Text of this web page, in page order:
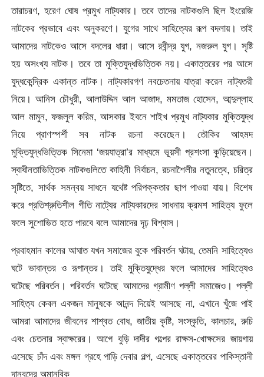
তারাচরণ, হরেণ ঘোষ প্রমুখ নাট্যকার। তবে তাদের নাটকগুলি ছিল ইংরেজি
নাটকের প্রভাবে এবং অনুকরণে। যুগের সাথে সাহিত্যের রূপ বদলায়। তাই
আমাদের নাটকেও আসে বদলের ধারা। আসে রবীন্দ্র যুগ, নজরুল যুগ। সৃষ্টি
হয় অসংখ্য নাটক। তবে তা মুক্তিযুদ্ধভিত্তিক নয়। একাত্তরের পর আসে
যুদ্ধকেন্দ্রিক একান্ত নাটক। নাট্যকারগণ নবচেতনায় যাত্রা করেন নাট্যতরী
নিয়ে। আনিস চৌধুরী, আলাউদ্দিন আল আজাদ, মমতাজ হোসেন, আব্দুল্লাহ
আল মামুন, ফজলুল করিম, আসকার ইবনে শাইখ প্রমুখ নাট্যকার মুক্তিযুদ্ধ
নিয়ে প্রাণস্পর্শী সব নাটক রচনা করেছেন। তৌকির আহমদ
মুক্তিযুদ্ধভিত্তিক সিনেমা ‘জয়যাত্রা’র মাধ্যমে ভূয়সী প্রশংসা কুড়িয়েছেন।
স্বাধীনতাভিত্তিক নাটকগুলিতে কাহিনী নির্বাচন, রচনাশৈলীর নতুনত্বে, চরিত্র
সৃষ্টিতে, সার্থক সমন্বয় সাধনে যথেষ্ট পরিপক্কতার ছাপ পাওয়া যায়। বিশেষ
করে প্রতিশ্রুতিশীল গীতি নাট্যের নাট্যকারদের সাধনায় ক্রমশ সাহিত্য ফুলে
ফলে সুশোভিত হতে পারবে বলে আমাদের দৃঢ় বিশ্বাস।
প্রবাহমান কালের আঘাত যখন সমাজের বুকে পরিবর্তন ঘটায়, তেমনি সাহিত্যেও
ঘটে ভাবান্তর ও রূপান্তর। তাই মুক্তিযুদ্ধের ফলে আমাদের সাহিত্যেও
ঘটেছে পরিবর্তন। পরিবর্তন ঘটেছে আমাদের গ্রামীণ পল্লী সমাজেও। পল্লী
সাহিত্য কেবল একজন মানুষকে আনন্দ দিয়েই আসছে না, এখানে খুঁজে পাই
আমরা আমাদের জীবনের শাশ্বত বোধ, জাতীয় কৃষ্টি, সংস্কৃতি, কালচার, রুচি
এবং চেতনার স্বাক্ষরের। আগে বুড়ি দাদীর গল্পের রাক্ষস-খোক্ষসের জায়গায়
এসেছে চাঁদ এবং মঙ্গল গ্রহে পাড়ি দেবার গল্প, এসেছে একাত্তরের পাকিস্তানী
দানবদের অমানবিক